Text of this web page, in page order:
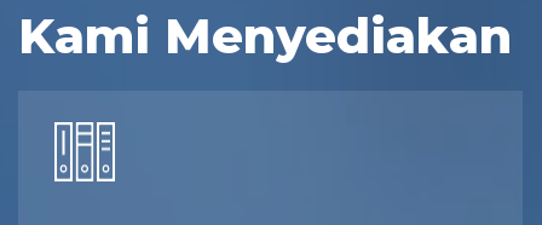
Kami Menyediakan